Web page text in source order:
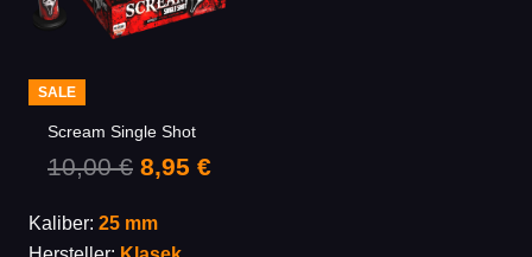
SALE
Scream Single Shot
10,00€ Ursprünglicher
war:
8,95 €Aktueller
Kaliber: 25 mm